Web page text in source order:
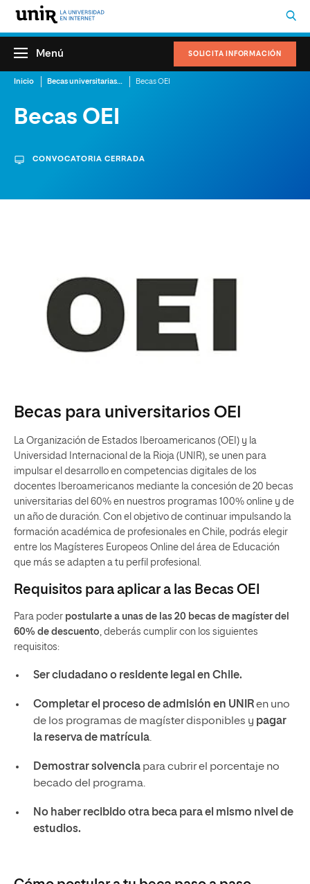
SOLICITA INFORMACIÓN
Menú
Inicio Becas universitarias y promociones Becas OEI
Becas OEI
CONVOCATORIA CERRADA
Becas para universitarios OEI
La Organización de Estados Iberoamericanos (OEI) y la
Universidad Internacional de la Rioja (UNIR), se unen para
impulsar el desarrollo en competencias digitales de los
docentes Iberoamericanos mediante la concesión de 20 becas
universitarias del 60% en nuestros programas 100% online y de
un año de duración. Con el objetivo de continuar impulsando la
formación académica de profesionales en Chile, podrás elegir
entre los Magísteres Europeos Online del área de Educación
que más se adapten a tu perfil profesional.
Requisitos para aplicar a las Becas OEI
Para poder postularte a unas de las 20 becas de magíster del
60% de descuento , deberás cumplir con los siguientes
requisitos:
Ser ciudadano o residente legal en Chile.
Completar el proceso de admisión en UNIRen uno
de los programas de magíster disponibles y pagar
la reserva de matrícula.
Demostrar solvenciapara cubrir el porcentaje no
becado del programa.
No haber recibido otra beca para el mismo nivel de
estudios.